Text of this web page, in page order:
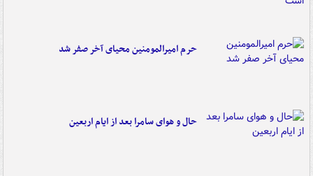
حرم امیرالمومنین محیای آخر صفر شد
حال و هوای سامرا بعد از ایام اربعین